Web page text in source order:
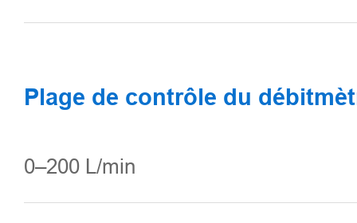
Plage de contrôle du
0–200 L/min